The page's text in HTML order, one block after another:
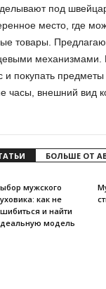
под
место, где
товары.
механизмами.
и покупать предметы
часы, внешний вид
БОЛЬШЕ ОТ
мужского
как не
и найти
модель